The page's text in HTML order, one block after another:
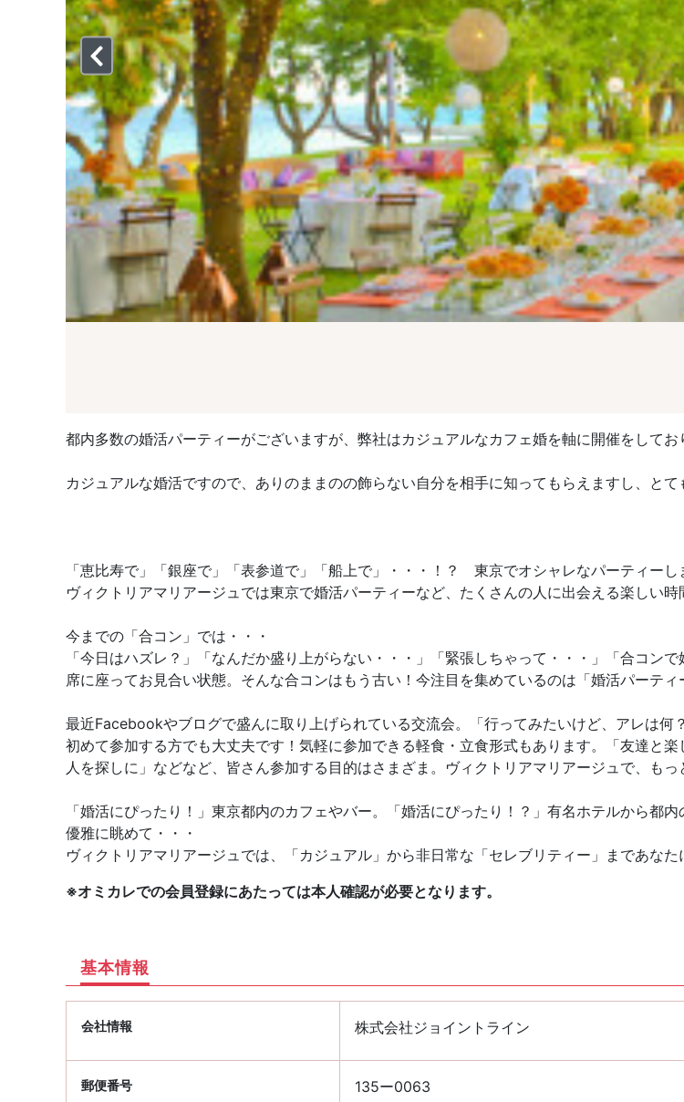
都内多数の婚活パーティーがございますが、弊社はカジュアルなカフェ婚を軸に開催をしてお
カジュアルな婚活ですので、ありのままのの飾らない自分を相手に知ってもらえますし、とて
「恵比寿で」「銀座で」「表参道で」「船上で」・・・！？ 東京でオシャレなパーティーし
ヴィクトリアマリアージュでは東京で婚活パーティーなど、たくさんの人に出会える楽しい時
今までの「合コン」では・・・
「今日はハズレ？」「なんだか盛り上がらない・・・」「緊張しちゃって・・・」「合コン
席に座ってお見合い状態。そんな合コンはもう古い！今注目を集めているのは「婚活パーティ
最近Facebookやブログで盛んに取り上げられている交流会。「行ってみたいけど、アレは何？
初めて参加する方でも大丈夫です！気軽に参加できる軽食・立食形式もあります。「友達と
人を探しに」などなど、皆さん参加する目的はさまざま。ヴィクトリアマリアージュで、も
「婚活にぴったり！」東京都内のカフェやバー。「婚活にぴったり！？」有名ホテルから都
優雅に眺めて・・・
ヴィクトリアマリアージュでは、「カジュアル」から非日常な「セレブリティー」まであな
※オミカレでの会員登録にあたっては本人確認が必要となります。
基本情報
会社情報 株式会社ジョイントライン
郵便番号 135ー0063